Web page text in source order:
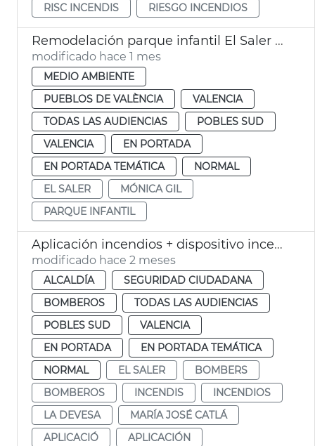
RISC INCENDIS
RIESGO INCENDIOS
Remodelación parque infantil El Saler València
modificado hace 1 mes
MEDIO AMBIENTE
PUEBLOS DE VALÈNCIA
VALENCIA
TODAS LAS AUDIENCIAS
POBLES SUD
VALENCIA
EN PORTADA
EN PORTADA TEMÁTICA
NORMAL
EL SALER
MÓNICA GIL
PARQUE INFANTIL
Aplicación incendios + dispositivo incendios 2026 València
modificado hace 2 meses
ALCALDÍA
SEGURIDAD CIUDADANA
BOMBEROS
TODAS LAS AUDIENCIAS
POBLES SUD
VALENCIA
EN PORTADA
EN PORTADA TEMÁTICA
NORMAL
EL SALER
BOMBERS
BOMBEROS
INCENDIS
INCENDIOS
LA DEVESA
MARÍA JOSÉ CATLÁ
APLICACIÓ
APLICACIÓN